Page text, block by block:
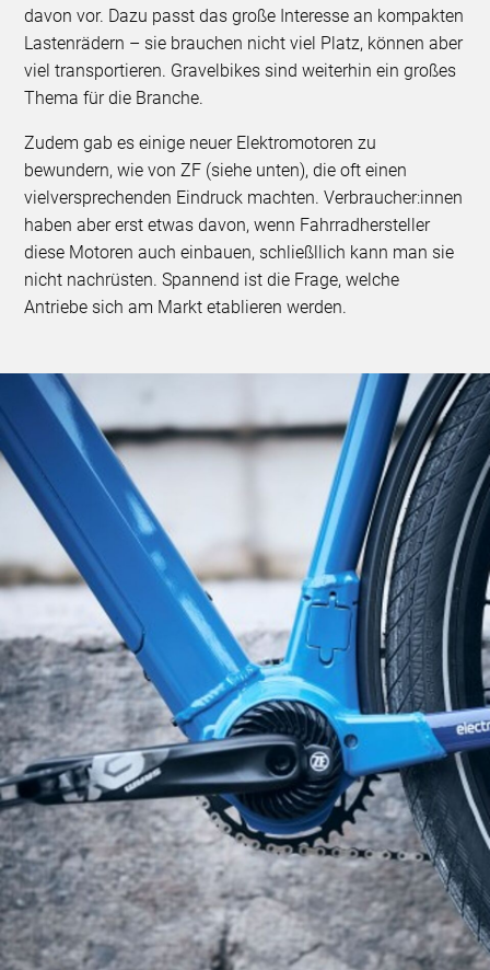
davon vor. Dazu passt das große Interesse an kompakten
Lastenrädern – sie brauchen nicht viel Platz, können aber
viel transportieren. Gravelbikes sind weiterhin ein großes
Thema für die Branche.
Zudem gab es einige neuer Elektromotoren zu
bewundern, wie von ZF (siehe unten), die oft einen
vielversprechenden Eindruck machten. Verbraucher:innen
haben aber erst etwas davon, wenn Fahrradhersteller
diese Motoren auch einbauen, schließllich kann man sie
nicht nachrüsten. Spannend ist die Frage, welche
Antriebe sich am Markt etablieren werden.